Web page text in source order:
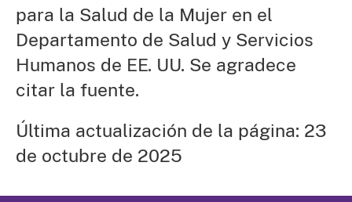
para la Salud de la Mujer en el
Departamento de Salud y Servicios
Humanos de EE. UU. Se agradece
citar la fuente.
Última actualización de la página: 23
de octubre de 2025